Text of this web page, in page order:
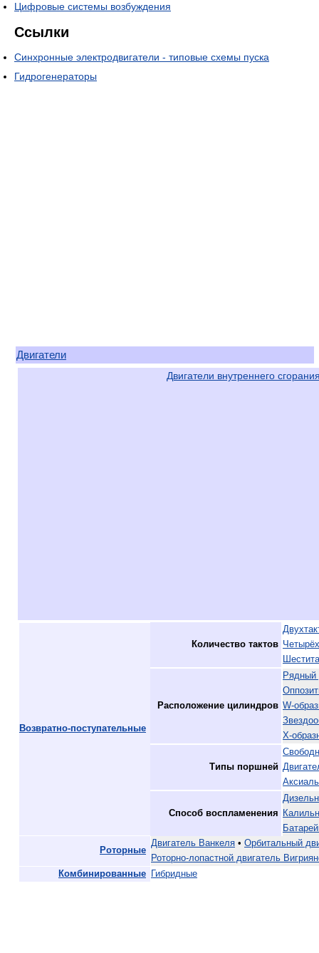
Цифровые системы возбуждения
Ссылки
Синхронные электродвигатели - типовые схемы пуска
Гидрогенераторы
Двигатели
Двигатели внутреннего
Возвратно-поступательные
Количество тактов
Расположение цилиндров
Рядный
W-
X-
Типы поршней
Способ воспламенения
Роторные
Двигатель Ванкеля • Орбитальный
Роторно-лопастной двигатель
Комбинированные
Гибридные